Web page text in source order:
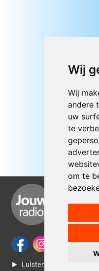
Wij
Wij
andere
uw
te
om te
► Luisteren naar Jouwradio